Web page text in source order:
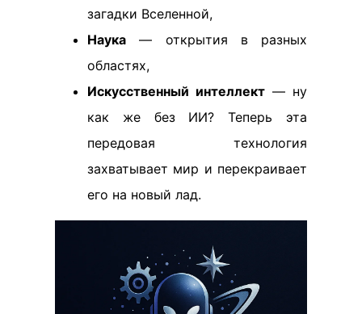
загадки Вселенной,
Наука — открытия в разных
областях,
Искусственный интеллект — ну
как же без ИИ? Теперь эта
передовая технология
захватывает мир и перекраивает
его на новый лад.